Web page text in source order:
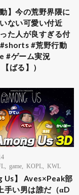
動】今の荒野界隈に
ない可愛い付近
た人が良すぎる付
#荒野行動
ゲーム実況
ばる】）
game KOPL KWL
Us】 Aves×Peak部
手い男は誰だ（αD